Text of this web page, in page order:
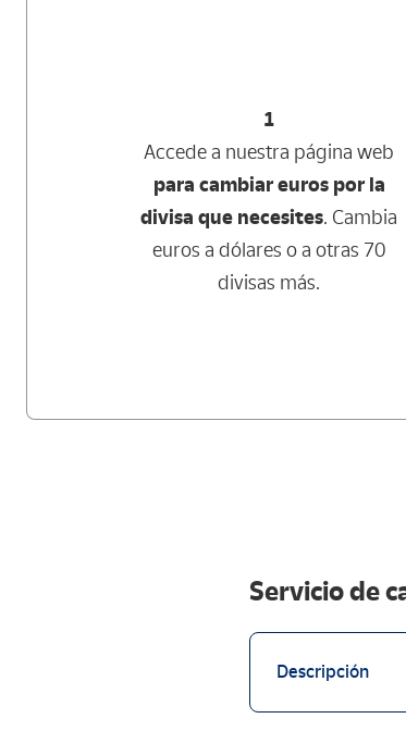
1
Accede a nuestra página web
para cambiar euros por la
divisa que necesites. Cambia
euros a dólares o a otras 70
divisas más.
Servicio de
Descripción